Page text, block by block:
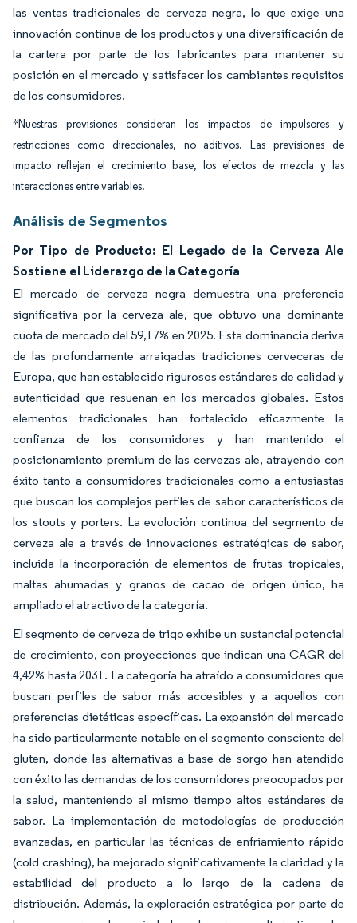
las ventas tradicionales de cerveza negra, lo que exige una
innovación continua de los productos y una diversificación de
la cartera por parte de los fabricantes para mantener su
posición en el mercado y satisfacer los cambiantes requisitos
de los consumidores.
*Nuestras previsiones consideran los impactos de impulsores y
restricciones como direccionales, no aditivos. Las previsiones de
impacto reflejan el crecimiento base, los efectos de mezcla y las
interacciones entre variables.
Análisis de Segmentos
Por Tipo de Producto: El Legado de la Cerveza Ale
Sostiene el Liderazgo de la Categoría
El mercado de cerveza negra demuestra una preferencia
significativa por la cerveza ale, que obtuvo una dominante
cuota de mercado del 59,17% en 2025. Esta dominancia deriva
de las profundamente arraigadas tradiciones cerveceras de
Europa, que han establecido rigurosos estándares de calidad y
autenticidad que resuenan en los mercados globales. Estos
elementos tradicionales han fortalecido eficazmente la
confianza de los consumidores y han mantenido el
posicionamiento premium de las cervezas ale, atrayendo con
éxito tanto a consumidores tradicionales como a entusiastas
que buscan los complejos perfiles de sabor característicos de
los stouts y porters. La evolución continua del segmento de
cerveza ale a través de innovaciones estratégicas de sabor,
incluida la incorporación de elementos de frutas tropicales,
maltas ahumadas y granos de cacao de origen único, ha
ampliado el atractivo de la categoría.
El segmento de cerveza de trigo exhibe un sustancial potencial
de crecimiento, con proyecciones que indican una CAGR del
4,42% hasta 2031. La categoría ha atraído a consumidores que
buscan perfiles de sabor más accesibles y a aquellos con
preferencias dietéticas específicas. La expansión del mercado
ha sido particularmente notable en el segmento consciente del
gluten, donde las alternativas a base de sorgo han atendido
con éxito las demandas de los consumidores preocupados por
la salud, manteniendo al mismo tiempo altos estándares de
sabor. La implementación de metodologías de producción
avanzadas, en particular las técnicas de enfriamiento rápido
(cold crashing), ha mejorado significativamente la claridad y la
estabilidad del producto a lo largo de la cadena de
distribución. Además, la exploración estratégica por parte de